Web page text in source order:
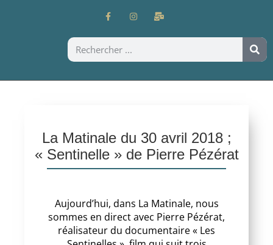
La Matinale du 30 avril 2018 ;
« Sentinelle » de Pierre Pézérat
Aujourd’hui, dans La Matinale, nous
sommes en direct avec Pierre Pézérat,
réalisateur du documentaire « Les